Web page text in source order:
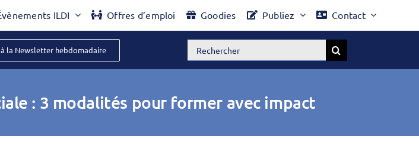
ILDI Offres d’emploi Goodies Publiez Contact
la Newsletter hebdomadaire Rechercher:
: 3 modalités pour former avec impact